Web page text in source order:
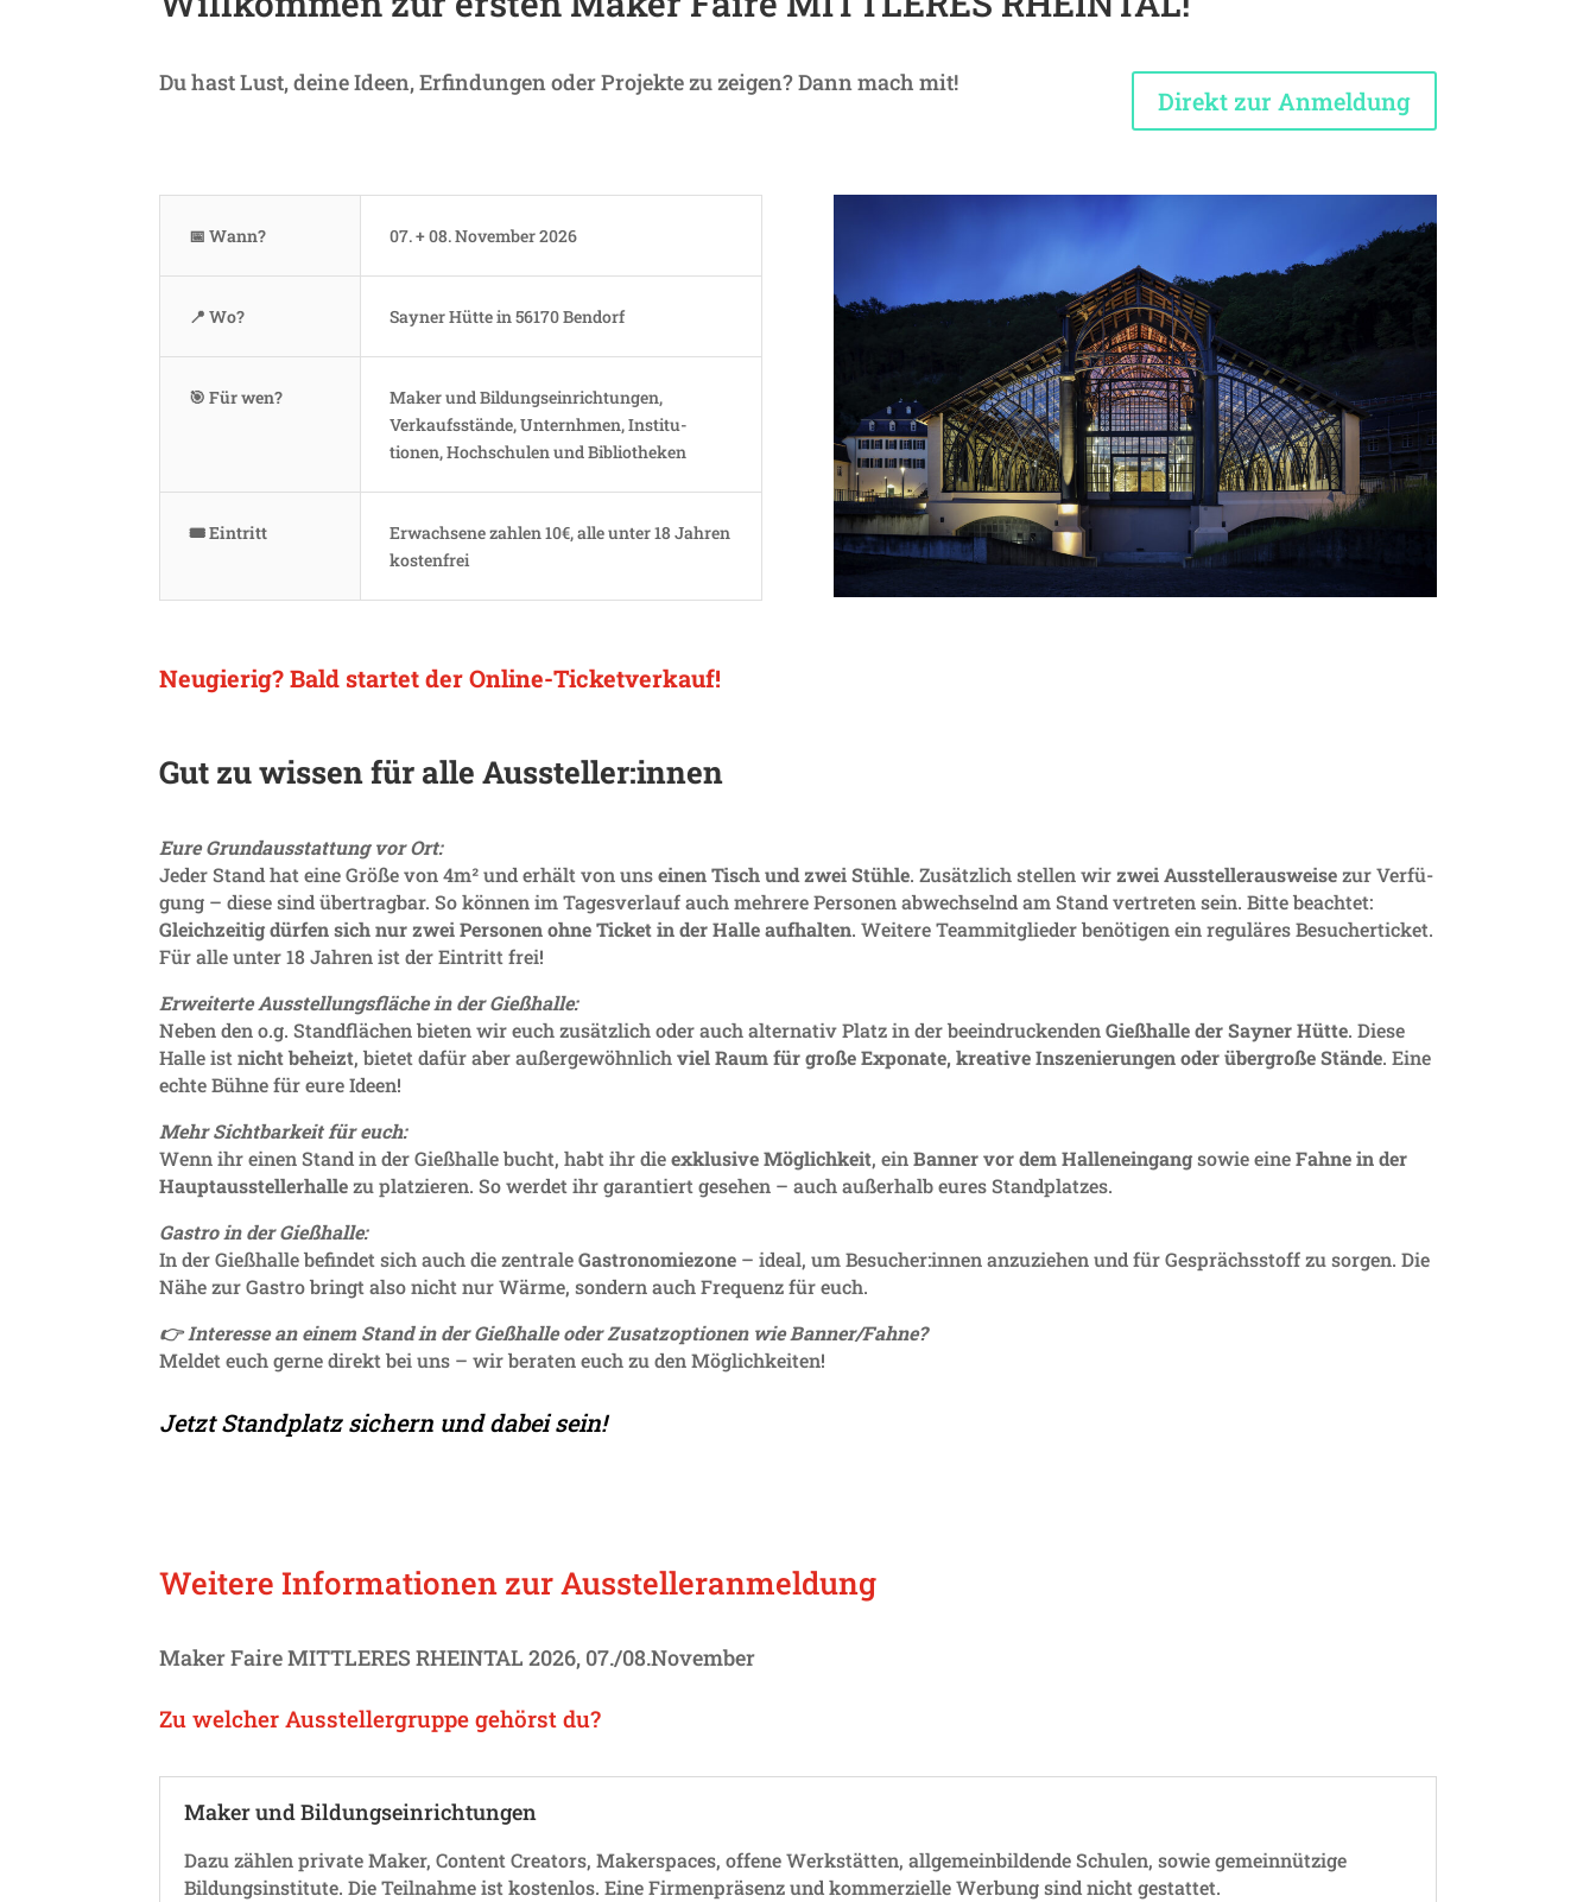
Du hast Lust, deine Ideen, Erfin­dungen oder Projekte zu zeigen? Dann mach mit!
Direkt zur Anmeldung
📅 Wann? 07. + 08. November 2026
📍 Wo? Sayner Hütte in 56170 Bendorf
🎯 Für wen?
Maker und Bildungs­ein­rich­tungen,
Verkaufs­stände, Unternhmen, Insti­tu­
tionen, Hoch­schulen und Bibliotheken
🎟 Eintritt
Erwach­sene zahlen 10€, alle unter 18 Jahren
kostenfrei
Neugierig? Bald startet der Online-Ticketverkauf!
Gut zu wissen für alle Aussteller:innen
Eure Grund­aus­stat­tung vor Ort:
Jeder Stand hat eine Größe von 4m² und erhält von unseinen Tisch und zwei Stühle. Zusätz­lich stellen wirzwei Ausstel­ler­aus­weisezur Verfü­
gung – diese sind über­tragbar. So können im Tages­ver­lauf auch mehrere Personen abwech­selnd am Stand vertreten sein. Bitte beachtet:
Gleich­zeitig dürfen sich nur zwei Personen ohne Ticket in der Halle aufhalten. Weitere Team­mit­glieder benö­tigen ein regu­läres Besu­cher­ti­cket.
Für alle unter 18 Jahren ist der Eintritt frei!
Erwei­terte Ausstel­lungs­fläche in der Gieß­halle:
Neben den o.g. Stand­flä­chen bieten wir euch zusätz­lich oder auch alter­nativ Platz in der beein­dru­ckendenGieß­halle der Sayner Hütte. Diese
Halle istnicht beheizt, bietet dafür aber außer­ge­wöhn­lichviel Raum für große Expo­nate, krea­tive Insze­nie­rungen oder über­große Stände. Eine
echte Bühne für eure Ideen!
Mehr Sicht­bar­keit für euch:
Wenn ihr einen Stand in der Gieß­halle bucht, habt ihr dieexklu­sive Möglich­keit, einBanner vor dem Hallen­ein­gangsowie eineFahne in der
Haupt­aus­stel­ler­hallezu plat­zieren. So werdet ihr garan­tiert gesehen – auch außer­halb eures Standplatzes.
Gastro in der Gieß­halle:
In der Gieß­halle befindet sich auch die zentraleGastro­no­mie­zone – ideal, um Besucher:innen anzu­ziehen und für Gesprächs­stoff zu sorgen. Die
Nähe zur Gastro bringt also nicht nur Wärme, sondern auch Frequenz für euch.
👉 Inter­esse an einem Stand in der Gieß­halle oder Zusatz­op­tionen wie Banner/Fahne?
Meldet euch gerne direkt bei uns – wir beraten euch zu den Möglichkeiten!
Jetzt Stand­platz sichern und dabei sein!
Weitere Infor­ma­tionen zur Ausstelleranmeldung
Maker Faire MITT­LERES RHEINTAL 2026, 07./08.November
Zu welcher Ausstel­ler­gruppe gehörst du?
Maker und Bildungseinrichtungen
Dazu zählen private Maker, Content Crea­tors, Maker­spaces, offene Werk­stätten, allge­mein­bil­dende Schulen, sowie gemein­nüt­zige
Bildungs­in­sti­tute. Die Teil­nahme ist kostenlos. Eine Firmen­prä­senz und kommer­zi­elle Werbung sind nicht gestattet.